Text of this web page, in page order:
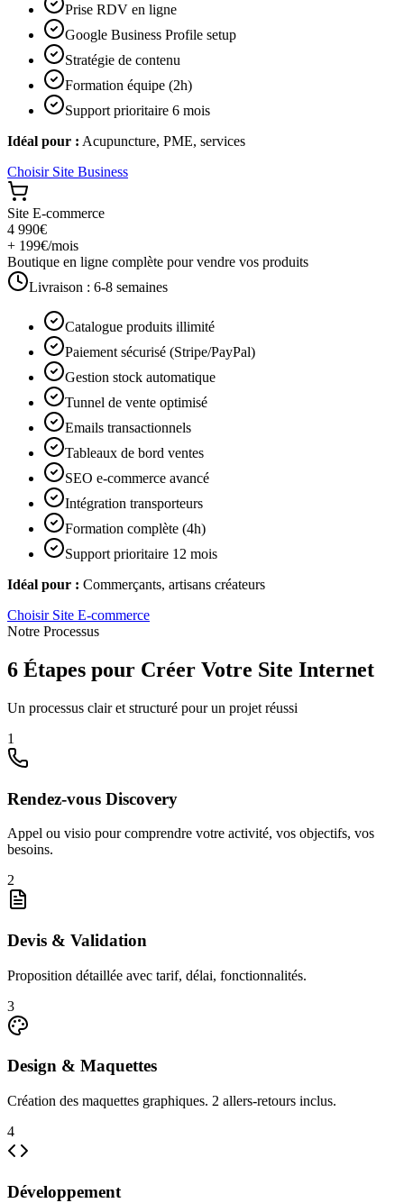
Prise RDV en ligne
Google Business Profile setup
Stratégie de contenu
Formation équipe (2h)
Support prioritaire 6 mois
Idéal pour : Acupuncture, PME, services
Choisir Site Business
Site E-commerce
4 990€
+ 199€/mois
Boutique en ligne complète pour vendre vos produits
Livraison : 6-8 semaines
Catalogue produits illimité
Paiement sécurisé (Stripe/PayPal)
Gestion stock automatique
Tunnel de vente optimisé
Emails transactionnels
Tableaux de bord ventes
SEO e-commerce avancé
Intégration transporteurs
Formation complète (4h)
Support prioritaire 12 mois
Idéal pour : Commerçants, artisans créateurs
Choisir Site E-commerce
Notre Processus
6 Étapes pour Créer Votre Site Internet
Un processus clair et structuré pour un projet réussi
1
Rendez-vous Discovery
Appel ou visio pour comprendre votre activité, vos objectifs, vos
besoins.
2
Devis & Validation
Proposition détaillée avec tarif, délai, fonctionnalités.
3
Design & Maquettes
Création des maquettes graphiques. 2 allers-retours inclus.
4
Développement